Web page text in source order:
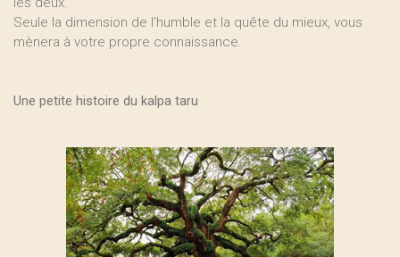
Seule la dimension de l’humble et la quête du mieux, vous
mènera à votre propre connaissance.
Une petite histoire du kalpa taru